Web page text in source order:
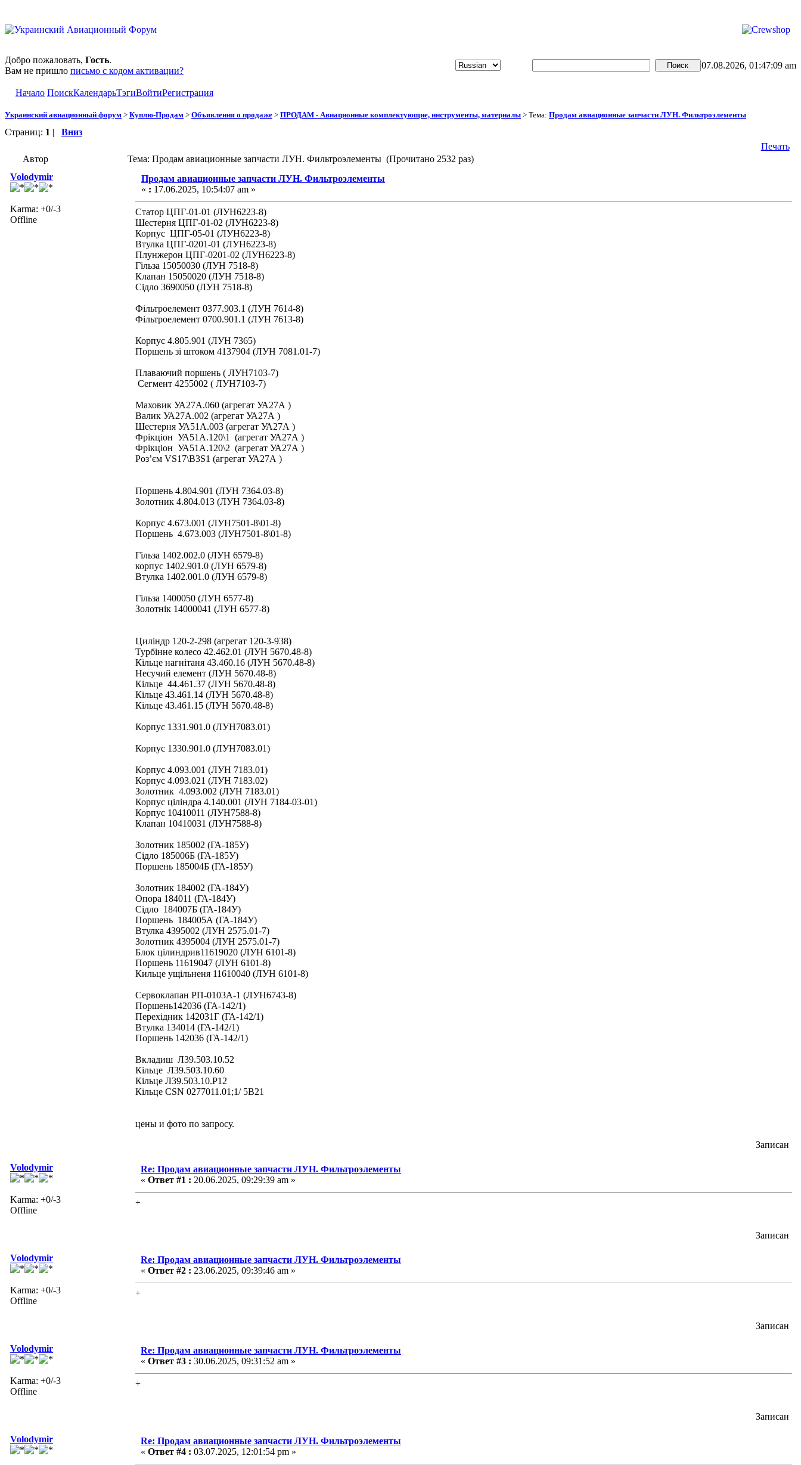
Добро пожаловать, Гость.
Вам не пришло письмо с кодом активации?
07.08.2026, 01:47:09 am
Начало ПоискКалендарьТэгиВойтиРегистрация
Украинский авиационный форум > Куплю-Продам > Объявления о продаже > ПРОДАМ - Авиационные комплектующие, инструменты, материалы > Тема: Продам авиационные запчасти ЛУН. Фильтроэлементы
Страниц: 1 | Вниз
Печать
Автор
Тема: Продам авиационные запчасти ЛУН. Фильтроэлементы (Прочитано 2532 раз)
Volodymir
Karma: +0/-3
Offline
Продам авиационные запчасти ЛУН. Фильтроэлементы
« : 17.06.2025, 10:54:07 am »
Статор ЦПГ-01-01 (ЛУН6223-8)
Шестерня ЦПГ-01-02 (ЛУН6223-8)
Корпус ЦПГ-05-01 (ЛУН6223-8)
Втулка ЦПГ-0201-01 (ЛУН6223-8)
Плунжерон ЦПГ-0201-02 (ЛУН6223-8)
Гільза 15050030 (ЛУН 7518-8)
Клапан 15050020 (ЛУН 7518-8)
Сідло 3690050 (ЛУН 7518-8)
Фільтроелемент 0377.903.1 (ЛУН 7614-8)
Фільтроелемент 0700.901.1 (ЛУН 7613-8)
Корпус 4.805.901 (ЛУН 7365)
Поршень зі штоком 4137904 (ЛУН 7081.01-7)
Плаваючий поршень ( ЛУН7103-7)
Сегмент 4255002 ( ЛУН7103-7)
Маховик УА27А.060 (агрегат УА27А )
Валик УА27А.002 (агрегат УА27А )
Шестерня УА51А.003 (агрегат УА27А )
Фрікціон УА51А.120\1 (агрегат УА27А )
Фрікціон УА51А.120\2 (агрегат УА27А )
Роз’єм VS17\B3S1 (агрегат УА27А )
Поршень 4.804.901 (ЛУН 7364.03-8)
Золотник 4.804.013 (ЛУН 7364.03-8)
Корпус 4.673.001 (ЛУН7501-8\01-8)
Поршень 4.673.003 (ЛУН7501-8\01-8)
Гільза 1402.002.0 (ЛУН 6579-8)
корпус 1402.901.0 (ЛУН 6579-8)
Втулка 1402.001.0 (ЛУН 6579-8)
Гільза 1400050 (ЛУН 6577-8)
Золотнік 14000041 (ЛУН 6577-8)
Циліндр 120-2-298 (агрегат 120-3-938)
Турбінне колесо 42.462.01 (ЛУН 5670.48-8)
Кільце нагнітаня 43.460.16 (ЛУН 5670.48-8)
Несучий елемент (ЛУН 5670.48-8)
Кільце 44.461.37 (ЛУН 5670.48-8)
Кільце 43.461.14 (ЛУН 5670.48-8)
Кільце 43.461.15 (ЛУН 5670.48-8)
Корпус 1331.901.0 (ЛУН7083.01)
Корпус 1330.901.0 (ЛУН7083.01)
Корпус 4.093.001 (ЛУН 7183.01)
Корпус 4.093.021 (ЛУН 7183.02)
Золотник 4.093.002 (ЛУН 7183.01)
Корпус ціліндра 4.140.001 (ЛУН 7184-03-01)
Корпус 10410011 (ЛУН7588-8)
Клапан 10410031 (ЛУН7588-8)
Золотник 185002 (ГА-185У)
Сідло 185006Б (ГА-185У)
Поршень 185004Б (ГА-185У)
Золотник 184002 (ГА-184У)
Опора 184011 (ГА-184У)
Сідло 184007Б (ГА-184У)
Поршень 184005А (ГА-184У)
Втулка 4395002 (ЛУН 2575.01-7)
Золотник 4395004 (ЛУН 2575.01-7)
Блок цілиндрив11619020 (ЛУН 6101-8)
Поршень 11619047 (ЛУН 6101-8)
Кильце ущільненя 11610040 (ЛУН 6101-8)
Сервоклапан РП-0103А-1 (ЛУН6743-8)
Поршень142036 (ГА-142/1)
Перехідник 142031Г (ГА-142/1)
Втулка 134014 (ГА-142/1)
Поршень 142036 (ГА-142/1)
Вкладиш Л39.503.10.52
Кільце Л39.503.10.60
Кільце Л39.503.10.Р12
Кільце CSN 0277011.01;1/ 5В21
цены и фото по запросу.
Записан
Volodymir
Karma: +0/-3
Offline
Re: Продам авиационные запчасти ЛУН. Фильтроэлементы
« Ответ #1 : 20.06.2025, 09:29:39 am »
+
Записан
Volodymir
Karma: +0/-3
Offline
Re: Продам авиационные запчасти ЛУН. Фильтроэлементы
« Ответ #2 : 23.06.2025, 09:39:46 am »
+
Записан
Volodymir
Karma: +0/-3
Offline
Re: Продам авиационные запчасти ЛУН. Фильтроэлементы
« Ответ #3 : 30.06.2025, 09:31:52 am »
+
Записан
Volodymir
Re: Продам авиационные запчасти ЛУН. Фильтроэлементы
« Ответ #4 : 03.07.2025, 12:01:54 pm »